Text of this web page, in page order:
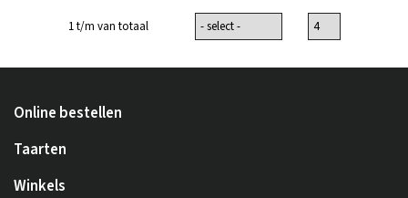
1 t/m van totaal
Online bestellen
Taarten
Winkels